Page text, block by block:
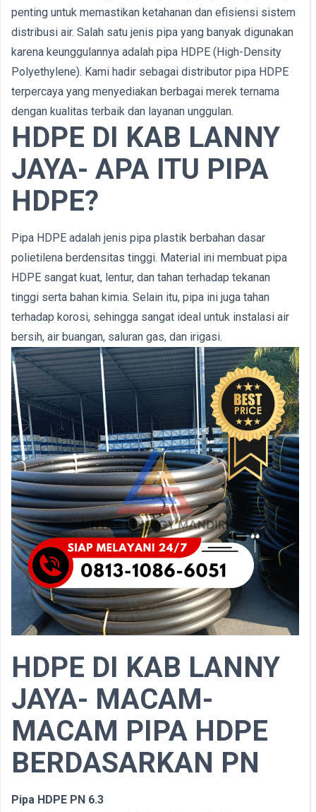
penting untuk memastikan ketahanan dan efisiensi sistem
distribusi air. Salah satu jenis pipa yang banyak digunakan
karena keunggulannya adalah pipa HDPE (High-Density
Polyethylene). Kami hadir sebagai distributor pipa HDPE
terpercaya yang menyediakan berbagai merek ternama
dengan kualitas terbaik dan layanan unggulan.
HDPE DI KAB LANNY
JAYA- APA ITU PIPA
HDPE?
Pipa HDPE adalah jenis pipa plastik berbahan dasar
polietilena berdensitas tinggi. Material ini membuat pipa
HDPE sangat kuat, lentur, dan tahan terhadap tekanan
tinggi serta bahan kimia. Selain itu, pipa ini juga tahan
terhadap korosi, sehingga sangat ideal untuk instalasi air
bersih, air buangan, saluran gas, dan irigasi.
HDPE DI KAB LANNY
JAYA- MACAM-
MACAM PIPA HDPE
BERDASARKAN PN
Pipa HDPE PN 6.3